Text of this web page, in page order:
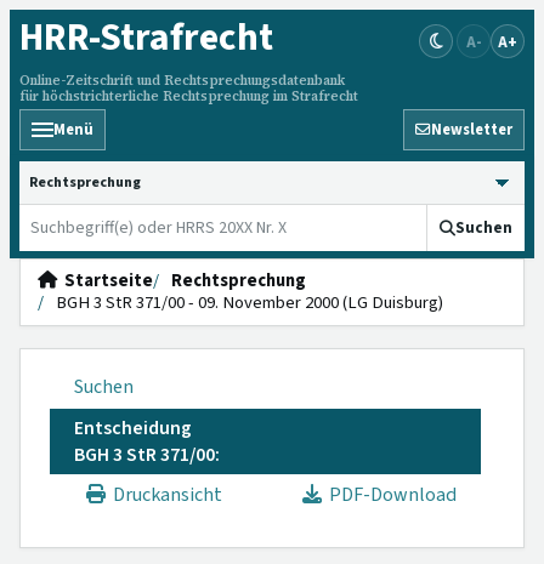
HRR-Strafrecht
Online-Zeitschrift und Rechtsprechungsdatenbank
für höchstrichterliche Rechtsprechung im Strafrecht
A- A+
Menü Newsletter
HRRS durchsuchen
Suchen
Startseite
Rechtsprechung
BGH 3 StR 371/00 - 09. November 2000 (LG Duisburg)
Suchen
Entscheidung
BGH 3 StR 371/00:
Druckansicht
PDF-Download